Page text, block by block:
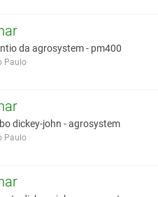
da agrosystem - pm400
Paulo
dickey-john - agrosystem
Paulo